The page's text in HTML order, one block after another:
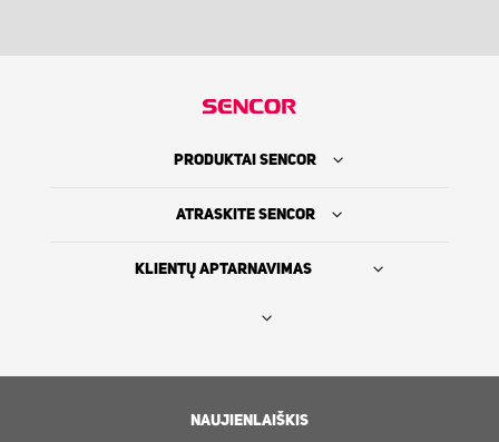
PRODUKTAI SENCOR
ATRASKITE SENCOR
KLIENTŲ APTARNAVIMAS
NAUJIENLAIŠKIS